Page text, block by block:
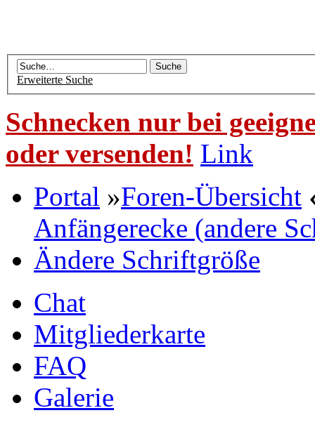
Erweiterte Suche
Schnecken nur bei
oder versenden! Link
Portal »Foren-Übersicht
Anfängerecke (andere
Ändere Schriftgröße
Chat
Mitgliederkarte
FAQ
Galerie